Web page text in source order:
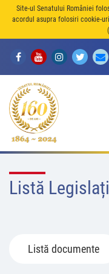
Site-ul Senatului României
acordul asupra folosiri cookie-
Listă
Listă documente